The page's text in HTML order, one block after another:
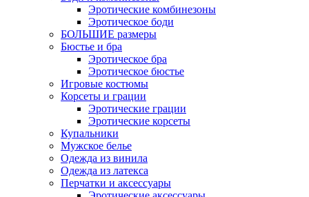
Эротические комбинезоны
Эротическое боди
БОЛЬШИЕ размеры
Бюстье и бра
Эротическое бра
Эротическое бюстье
Игровые костюмы
Корсеты и грации
Эротические грации
Эротические корсеты
Купальники
Мужское белье
Одежда из винила
Одежда из латекса
Перчатки и аксессуары